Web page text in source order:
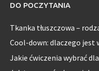
DO POCZYTANIA
Tkanka tłuszczowa –
Cool-down: dlaczego jest
Jakie ćwiczenia wybrać